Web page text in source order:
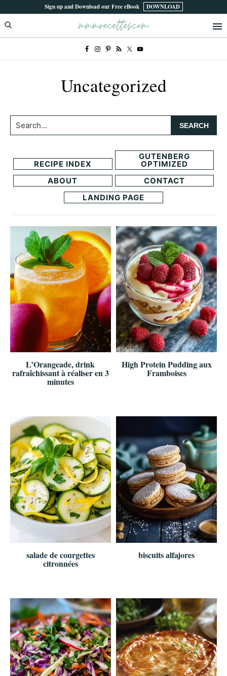
to
primary
to
main
Sign up and Download our Free eBook DOWNLOAD
mmmrecettes.com
Uncategorized
Search...
RECIPE INDEX
GUTENBERG
OPTIMIZED
ABOUT
CONTACT
LANDING PAGE
L’Orangeade, drink
rafraîchissant à réaliser en 3
minutes
High Protein Pudding aux
Framboises
salade de courgettes
citronnées
biscuits alfajores